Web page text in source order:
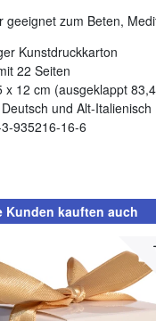
geeignet zum Beten,
Kunstdruckkarton
22 Seiten
x 12 cm (ausgeklappt
und Alt-Italienisch
935216-16-6
Kunden kauften auch